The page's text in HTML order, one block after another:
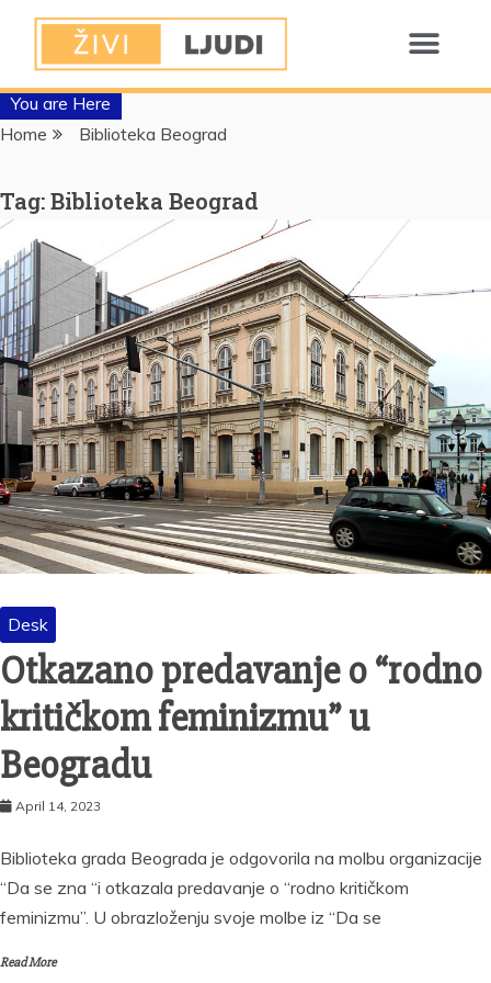
You are Here
Home
Biblioteka Beograd
Tag:Biblioteka Beograd
Desk
Otkazano predavanje o “rodno
kritičkom feminizmu” u
Beogradu
April 14, 2023
Biblioteka grada Beograda je odgovorila na molbu organizacije
“Da se zna “i otkazala predavanje o “rodno kritičkom
feminizmu”. U obrazloženju svoje molbe iz “Da se
Read More